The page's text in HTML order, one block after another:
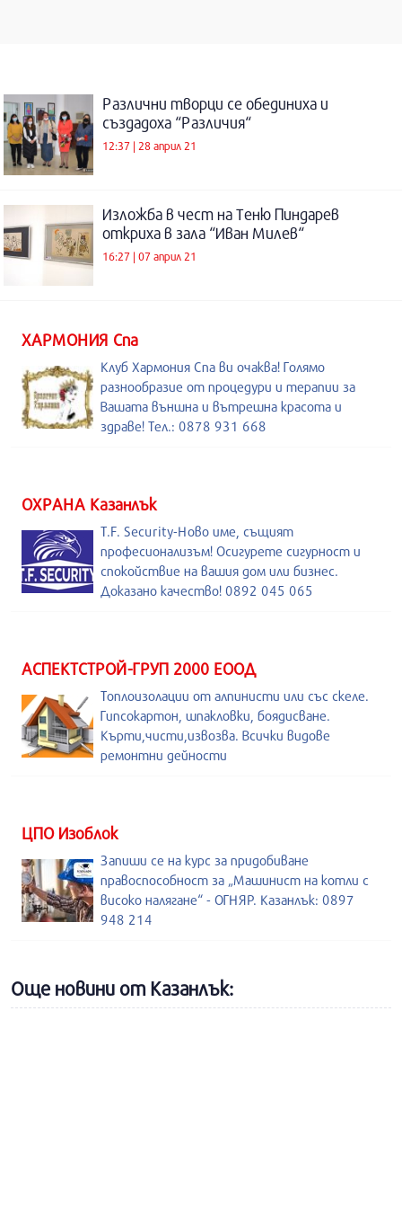
Различни творци се обединиха и
създадоха “Различия“
12:37 | 28 април 21
Изложба в чест на Теню Пиндарев
откриха в зала “Иван Милев“
16:27 | 07 април 21
ХАРМОНИЯ Спа
Клуб Хармония Спа ви очаква! Голямо
разнообразие от процедури и терапии за
Вашата външна и вътрешна красота и
здраве! Тел.: 0878 931 668
ОХРАНА Казанлък
T.F. Security-Ново име, същият
професионализъм! Осигурете сигурност и
спокойствие на вашия дом или бизнес.
Доказано качество! 0892 045 065
АСПЕКТСТРОЙ-ГРУП 2000 ЕООД
Топлоизолации от алпинисти или със скеле.
Гипсокартон, шпакловки, боядисване.
Кърти,чисти,извозва. Всички видове
ремонтни дейности
ЦПО Изоблок
Запиши се на курс за придобиване
правоспособност за „Машинист на котли с
високо налягане“ - ОГНЯР. Казанлък: 0897
948 214
Още новини от Казанлък: